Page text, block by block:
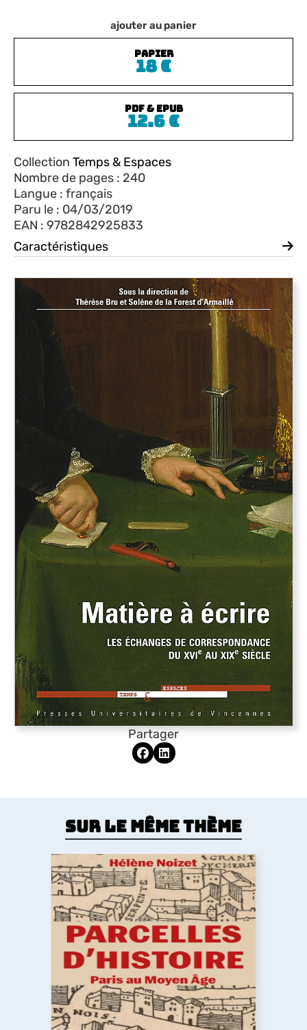
Partager
ajouter au panier
PAPIER
18€
PDF & EPUB
12.6€
Collection Temps & Espaces
Nombre de pages : 240
Langue : français
Paru le : 04/03/2019
EAN : 9782842925833
Caractéristiques
Sur le même thème
Parcelles d’histoire. Paris au Moyen
Âge
Comment le Moyen Âge a dessiné la forme de la
ville de Paris ? Les églises, la trame des rues, les
lotissements, la poésie urbaine montrent
comment les pratiques des habitants médiévaux
ont durablement structuré l’espace urbain